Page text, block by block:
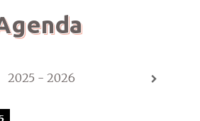
2025 - 2026